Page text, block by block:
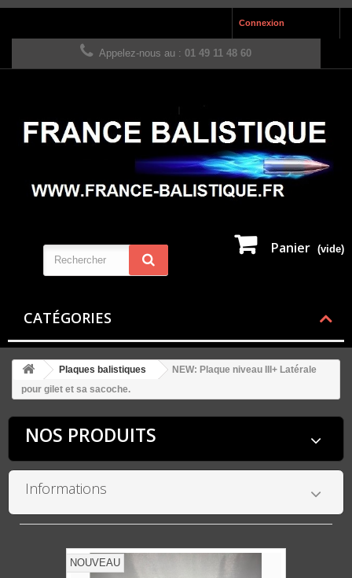
Connexion
Appelez-nous au : 01 49 11 48 60
Panier (vide)
CATÉGORIES
Plaques balistiques
NEW: Plaque niveau III+ Latérale
pour gilet et sa sacoche.
NOS PRODUITS
Informations
NOUVEAU